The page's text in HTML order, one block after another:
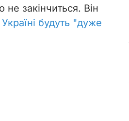
не закінчиться. Він
Україні будуть "дуже